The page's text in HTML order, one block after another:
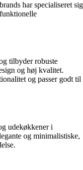
har specialiseret sig
tilbyder robuste
og høj kvalitet.
og passer godt til
udekøkkener i
og minimalistiske,